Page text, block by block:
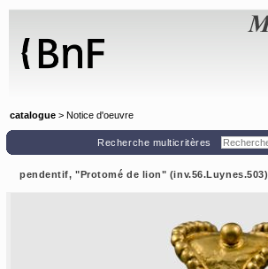
catalogue > Notice d'oeuvre
Recherche multicritères
pendentif, "Protomé de lion" (inv.56.Luynes.503)